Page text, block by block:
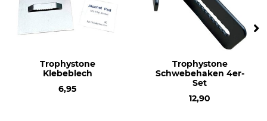
Trophystone
Klebeblech
6,95
Trophystone
Schwebehaken 4er-
Set
12,90